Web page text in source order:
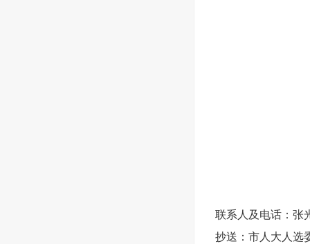
联系人及电话：张
抄送：市人大人选